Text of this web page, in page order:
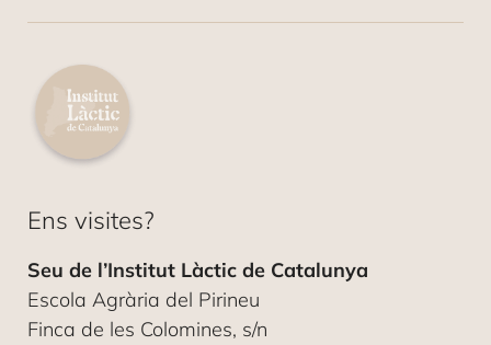
R
C
E
O
Ens visites?
Seu de l’Institut Làctic de Catalunya
Escola Agrària del Pirineu
Finca de les Colomines, s/n